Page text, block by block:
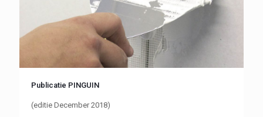
Publicatie PINGUIN
(editie December 2018)